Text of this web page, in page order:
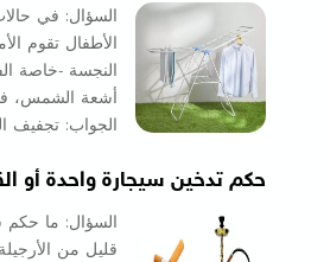
السؤال: في
الأطفال تقوم
النجسة -خاصة
أشعة الشمس،
الجواب: تجفيف
حكم تدخين سيجارة واحدة أو
السؤال: ما
قليل من